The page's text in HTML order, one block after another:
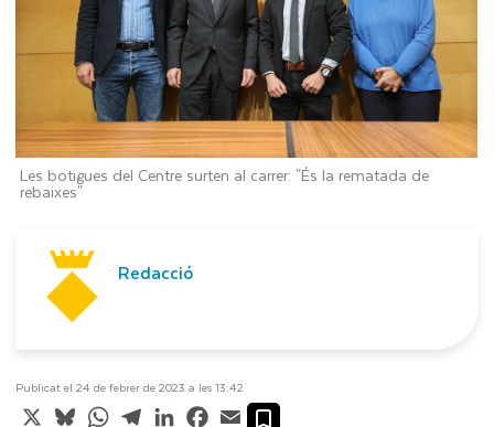
Les botigues del Centre surten al carrer: "És la rematada de
rebaixes"
Redacció
Publicat el 24 de febrer de 2023 a les 13:42
X BlueskyWhatsApp
TelegramLinkedInFacebook
Email